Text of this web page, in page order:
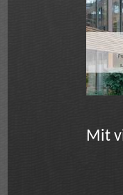
Mit